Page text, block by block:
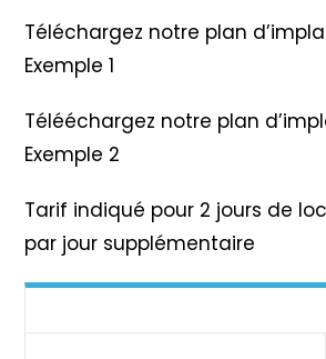
Téléchargez notre plan
Exemple 1
Télééchargez notre plan
Exemple 2
Tarif indiqué pour 2 jours de
par jour supplémentaire